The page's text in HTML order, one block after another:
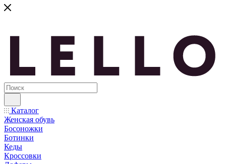
Каталог
Женская обувь
Босоножки
Ботинки
Кеды
Кроссовки